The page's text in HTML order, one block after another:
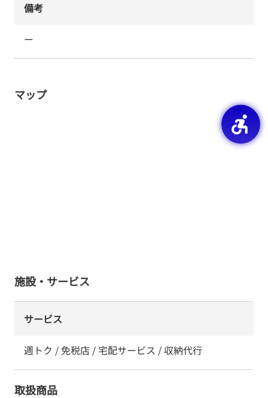
備考
ー
マップ
施設・サービス
サービス
週トク / 免税店 / 宅配サービス / 収納代行
取扱商品